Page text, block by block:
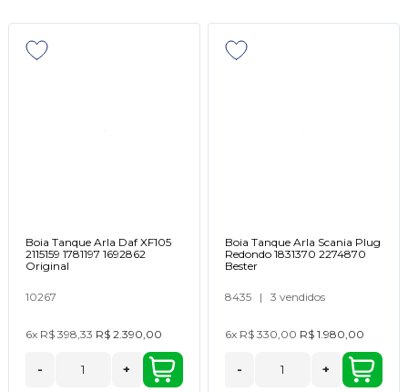
Boia Tanque Arla Daf XF105
2115159 1781197 1692862
Original
10267
6x R$ 398,33 R$ 2.390,00
- +
Boia Tanque Arla Scania Plug
Redondo 1831370 2274870
Bester
8435 | 3 vendidos
6x R$ 330,00 R$ 1.980,00
- +